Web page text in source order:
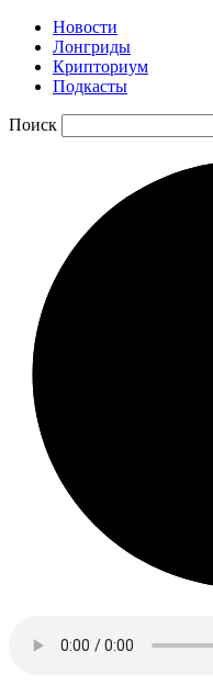
Новости
Лонгриды
Крипториум
Подкасты
Поиск